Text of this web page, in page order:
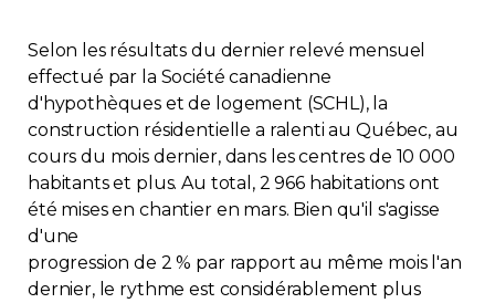
Réglementation
Copropriété
Environnement
Rabais APQ
Selon les résultats du dernier relevé mensuel
effectué par la Société canadienne
d'hypothèques et de logement (SCHL), la
construction résidentielle a ralenti au Québec, au
cours du mois dernier, dans les centres de 10 000
habitants et plus. Au total, 2 966 habitations ont
été mises en chantier en mars. Bien qu'il s'agisse
d'une
progression de 2 % par rapport au même mois l'an
dernier, le rythme est considérablement plus